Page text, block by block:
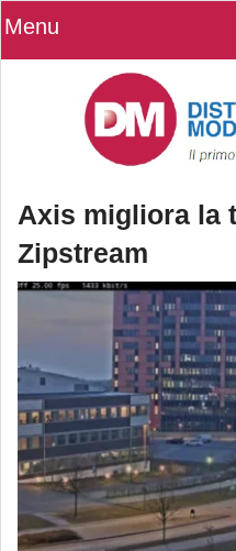
Menu
Axis migliora la
Zipstream